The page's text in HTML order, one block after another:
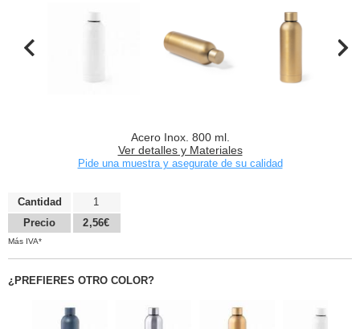
Acero Inox. 800 ml.
Ver detalles y Materiales
Pide una muestra y asegurate de su calidad
Cantidad
Precio
1
2,56€
Más IVA*
¿PREFIERES OTRO COLOR?